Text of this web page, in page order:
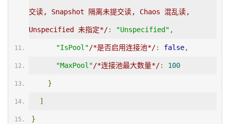
交读, Snapshot 隔离未提交读, Chaos 混乱读,
Unspecified 未指定*/: "Unspecified" ,
"IsPool"/*是否启用连接池*/: false,
"MaxPool"/*连接池最大数量*/: 100
}
]
}